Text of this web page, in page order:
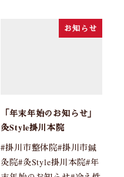
お知らせ
「年末年始のお知らせ」
灸Style掛川本院
#掛川市整体院#掛川市鍼
灸院#灸Style掛川本院#年